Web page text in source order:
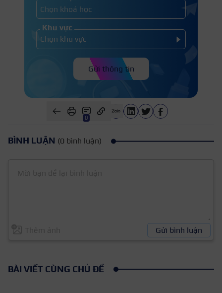
Khu vực
Gửi thông tin
0
BÌNH LUẬN (0 bình luận)
Gửi bình luận
BÀI VIẾT CÙNG CHỦ ĐỀ